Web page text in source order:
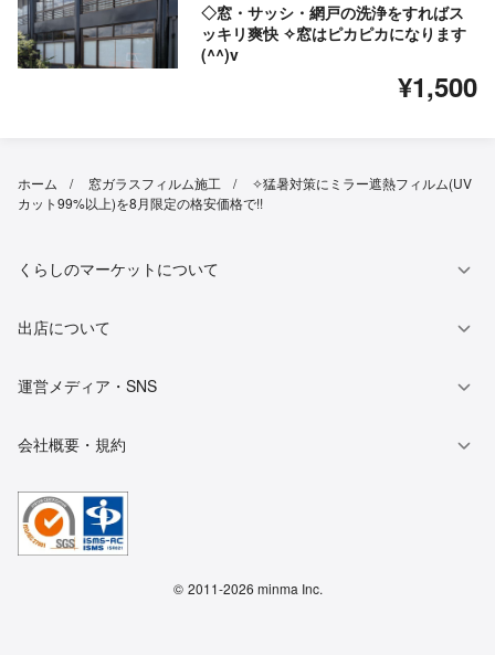
◇窓・サッシ・網戸の洗浄をすればス
ッキリ爽快 ✧窓はピカピカになります
(^^)v
¥1,500
ホーム 窓ガラスフィルム施工
✧猛暑対策にミラー遮熱フィルム(UV
カット99%以上)を8月限定の格安価格で!!
くらしのマーケットについて
出店について
運営メディア・SNS
会社概要・規約
© 2011-2026 minma Inc.